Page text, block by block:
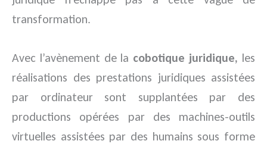
transformation.
Avec l’avènement de la cobotique juridique, les
réalisations des prestations juridiques assistées
par ordinateur sont supplantées par des
productions opérées par des machines-outils
virtuelles assistées par des humains sous forme